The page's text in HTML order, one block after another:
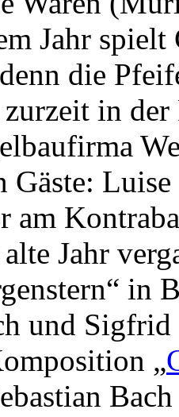
Jahr spielt
die
in der
Gäste:
am
Jahr
in
und
„